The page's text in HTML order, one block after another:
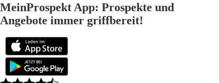
MeinProspekt App: Prospekte und
Angebote immer griffbereit!